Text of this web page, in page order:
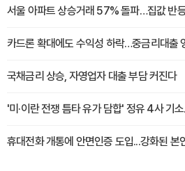
서울 아파트 상승거래 57% 돌파…집값 반
카드론 확대에도 수익성 하락…중금리대출
국채금리 상승, 자영업자 대출 부담 커진다
'미·이란 전쟁 틈타 유가 담합' 정유 4사 기
휴대전화 개통에 안면인증 도입...강화된 본